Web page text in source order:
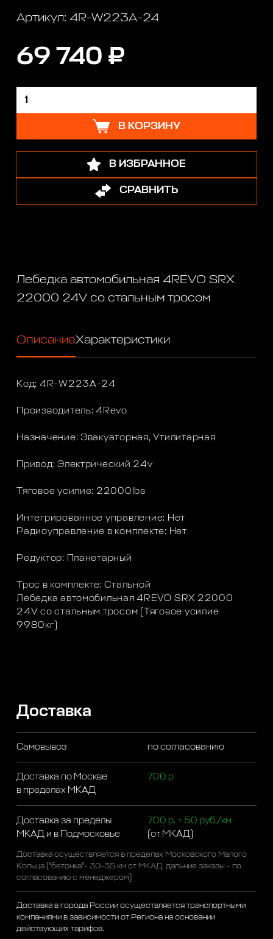
Артикул: 4R-W223A-24
69 740 ₽
В КОРЗИНУ
В ИЗБРАННОЕ
СРАВНИТЬ
Лебедка автомобильная 4REVO SRX
22000 24V со стальным тросом
ОписаниеХарактеристики
Код: 4R-W223A-24
Производитель: 4Revo
Назначение: Эвакуаторная, Утилитарная
Привод: Электрический 24v
Тяговое усилие: 22000lbs
Интегрированное управление: Нет
Радиоуправление в комплекте: Нет
Редуктор: Планетарный
Трос в комплекте: Стальной
Лебедка автомобильная 4REVO SRX 22000
24V со стальным тросом (Тяговое усилие
9980кг)
Доставка
Самовывоз по согласованию
Доставка по Москве
в пределах МКАД
700 р
Доставка за пределы
МКАД и в Подмосковье
700 р. + 50 руб./км
(от МКАД)
Доставка осуществляется в пределах Московского Малого
Кольца ("бетонка"- 30-35 км от МКАД, дальние заказы - по
согласованию с менеджером)
Доставка в города России осуществляется транспортными
компаниями в зависимости от Региона на основании
действующих тарифов.